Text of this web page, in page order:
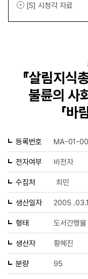
[S] 시청각 자료
『살림지식
불륜의 사
「바
등록번호 MA-01-
전자여부 비전자
수집처 최민
생산일자 2005
형태 도서간행물
생산자 황혜진
분량 95